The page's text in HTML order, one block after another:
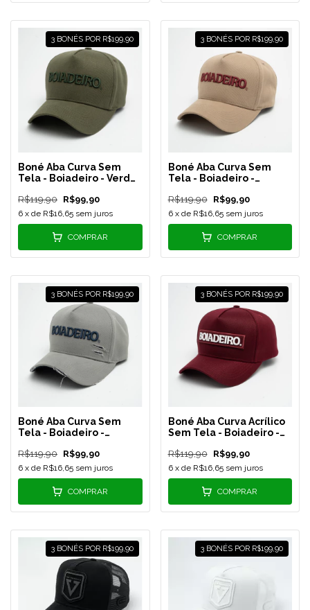
3 BONÉS POR R$199,90
Boné Aba Curva Sem
Tela - Boiadeiro - Verde
R$119,90 R$99,90
6 x de R$16,65 sem juros
COMPRAR
3 BONÉS POR R$199,90
Boné Aba Curva Sem
Tela - Boiadeiro -
R$119,90 R$99,90
6 x de R$16,65 sem juros
COMPRAR
3 BONÉS POR R$199,90
Boné Aba Curva Sem
Tela - Boiadeiro -
B004
R$119,90 R$99,90
6 x de R$16,65 sem juros
COMPRAR
3 BONÉS POR R$199,90
Boné Aba Curva Acrílico
Sem Tela - Boiadeiro -
R$119,90 R$99,90
6 x de R$16,65 sem juros
COMPRAR
3 BONÉS POR R$199,90 3 BONÉS POR R$199,90